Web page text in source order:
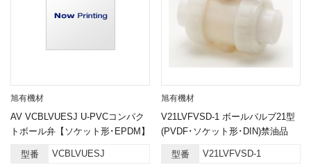
旭有機材
AV VCBLVUESJ U-PVCコンパク
トボール弁【ソケット形･EPDM】
型番 VCBLVUESJ
旭有機材
V21LVFVSD-1 ボールバルブ21型
(PVDF･ソケット形･DIN)禁油品
型番 V21LVFVSD-1